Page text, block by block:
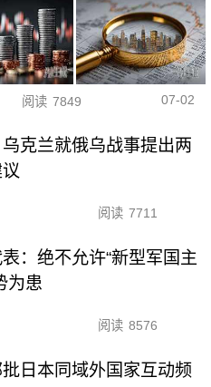
阅读 7849 07-02
克兰就俄乌战事提出两
阅读 7711
：绝不允许“新型军国主
为患
阅读 8576
日本同域外国家互动频